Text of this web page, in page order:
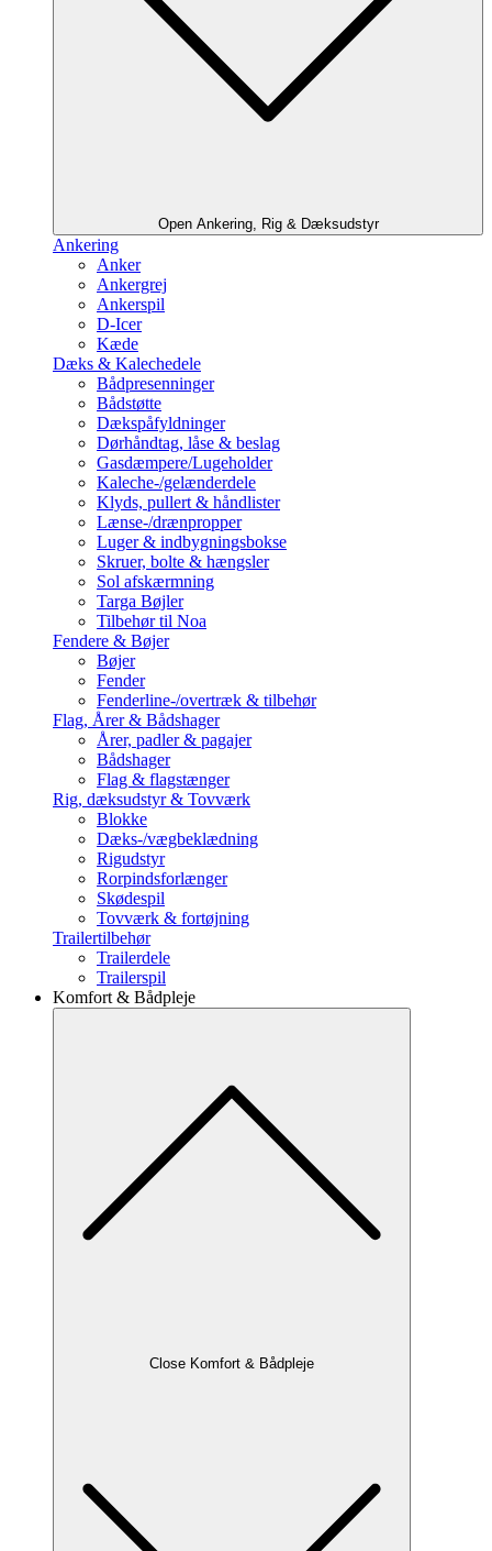
Open Ankering, Rig & Dæksudstyr
Ankering
Anker
Ankergrej
Ankerspil
D-Icer
Kæde
Dæks & Kalechedele
Bådpresenninger
Bådstøtte
Dækspåfyldninger
Dørhåndtag, låse & beslag
Gasdæmpere/Lugeholder
Kaleche-/gelænderdele
Klyds, pullert & håndlister
Lænse-/drænpropper
Luger & indbygningsbokse
Skruer, bolte & hængsler
Sol afskærmning
Targa Bøjler
Tilbehør til Noa
Fendere & Bøjer
Bøjer
Fender
Fenderline-/overtræk & tilbehør
Flag, Årer & Bådshager
Årer, padler & pagajer
Bådshager
Flag & flagstænger
Rig, dæksudstyr & Tovværk
Blokke
Dæks-/vægbeklædning
Rigudstyr
Rorpindsforlænger
Skødespil
Tovværk & fortøjning
Trailertilbehør
Trailerdele
Trailerspil
Komfort & Bådpleje
Close Komfort & Bådpleje